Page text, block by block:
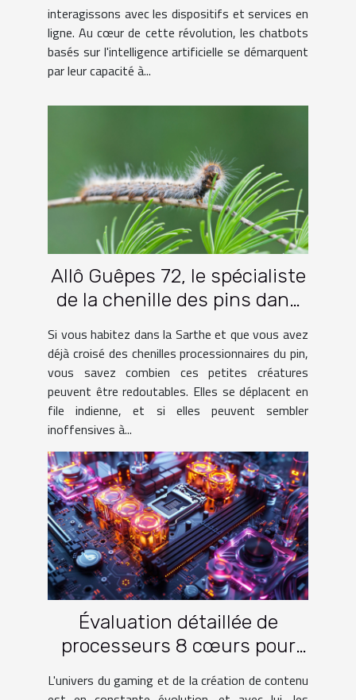
interagissons avec les dispositifs et services en
ligne. Au cœur de cette révolution, les chatbots
basés sur l'intelligence artificielle se démarquent
par leur capacité à...
Allô Guêpes 72, le spécialiste
de la chenille des pins dans
Si vous habitez dans la Sarthe et que vous avez
déjà croisé des chenilles processionnaires du pin,
vous savez combien ces petites créatures
peuvent être redoutables. Elles se déplacent en
file indienne, et si elles peuvent sembler
inoffensives à...
Évaluation détaillée de
processeurs 8 cœurs pour
gamers et créateurs en 2024
L'univers du gaming et de la création de contenu